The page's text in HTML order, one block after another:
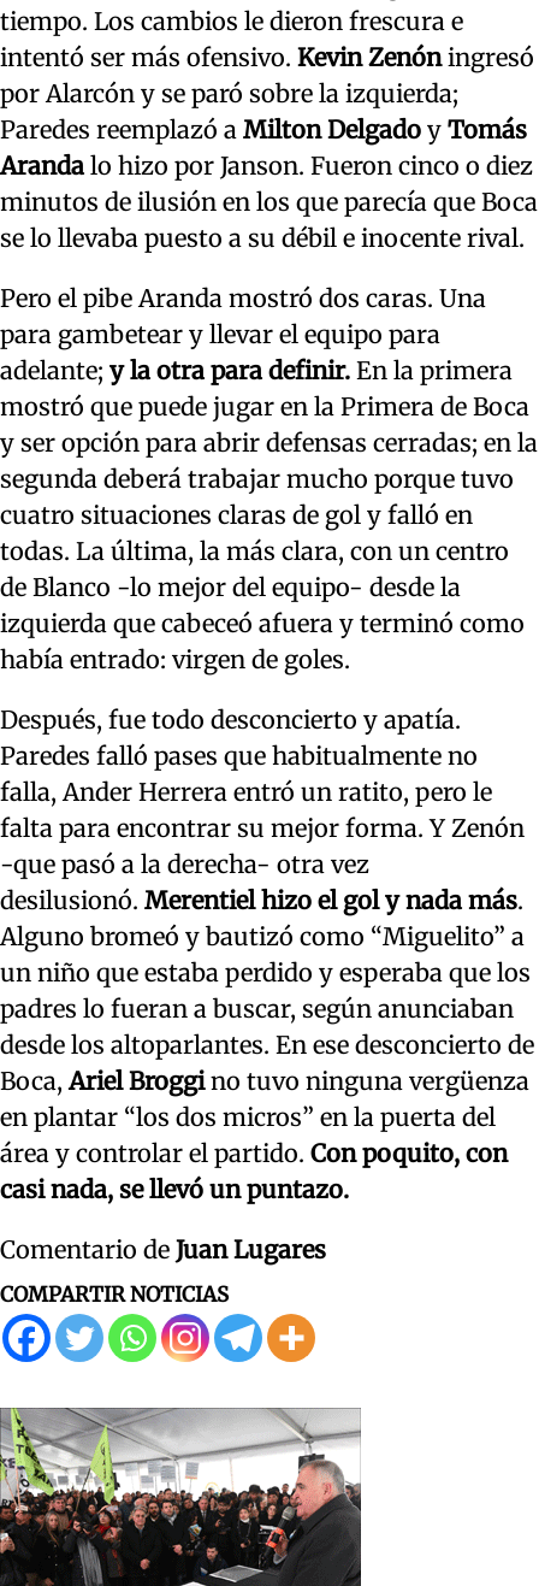
tiempo. Los cambios le dieron frescura e
intentó ser más ofensivo. Kevin Zenóningresó
por Alarcón y se paró sobre la izquierda;
Paredes reemplazó a Milton Delgado y Tomás
Aranda lo hizo por Janson. Fueron cinco o diez
minutos de ilusión en los que parecía que Boca
se lo llevaba puesto a su débil e inocente rival.
Pero el pibe Aranda mostró dos caras. Una
para gambetear y llevar el equipo para
adelante; y la otra para definir. En la primera
mostró que puede jugar en la Primera de Boca
y ser opción para abrir defensas cerradas; en la
segunda deberá trabajar mucho porque tuvo
cuatro situaciones claras de gol y falló en
todas. La última, la más clara, con un centro
de Blanco -lo mejor del equipo- desde la
izquierda que cabeceó afuera y terminó como
había entrado: virgen de goles.
Después, fue todo desconcierto y apatía.
Paredes falló pases que habitualmente no
falla, Ander Herrera entró un ratito, pero le
falta para encontrar su mejor forma. Y Zenón
-que pasó a la derecha- otra vez
desilusionó. Merentiel hizo el gol y nada más.
Alguno bromeó y bautizó como “Miguelito” a
un niño que estaba perdido y esperaba que los
padres lo fueran a buscar, según anunciaban
desde los altoparlantes. En ese desconcierto de
Boca,Ariel Broggino tuvo ninguna vergüenza
en plantar “los dos micros” en la puerta del
área y controlar el partido. Con poquito, con
casi nada, se llevó un puntazo.
Comentario de Juan Lugares
COMPARTIR NOTICIAS